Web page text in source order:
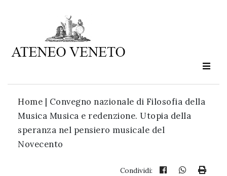
Home | Convegno nazionale di Filosofia della
Musica Musica e redenzione. Utopia della
speranza nel pensiero musicale del
Novecento
Condividi:
Ateneo
è
cultura
movimento